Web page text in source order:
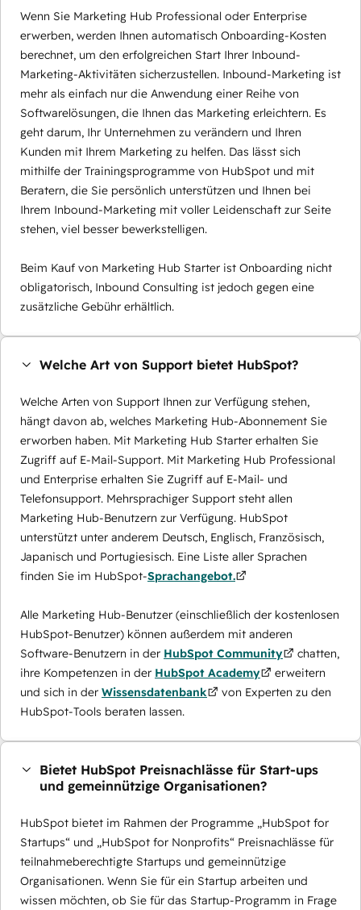
Wenn Sie Marketing Hub Professional oder Enterprise
erwerben, werden Ihnen automatisch Onboarding-Kosten
berechnet, um den erfolgreichen Start Ihrer Inbound-
Marketing-Aktivitäten sicherzustellen. Inbound-Marketing ist
mehr als einfach nur die Anwendung einer Reihe von
Softwarelösungen, die Ihnen das Marketing erleichtern. Es
geht darum, Ihr Unternehmen zu verändern und Ihren
Kunden mit Ihrem Marketing zu helfen. Das lässt sich
mithilfe der Trainingsprogramme von HubSpot und mit
Beratern, die Sie persönlich unterstützen und Ihnen bei
Ihrem Inbound-Marketing mit voller Leidenschaft zur Seite
stehen, viel besser bewerkstelligen.
Beim Kauf von Marketing Hub Starter ist Onboarding nicht
obligatorisch, Inbound Consulting ist jedoch gegen eine
zusätzliche Gebühr erhältlich.
Welche Art von Support bietet HubSpot?
Welche Arten von Support Ihnen zur Verfügung stehen,
hängt davon ab, welches Marketing Hub-Abonnement Sie
erworben haben. Mit Marketing Hub Starter erhalten Sie
Zugriff auf E-Mail-Support. Mit Marketing Hub Professional
und Enterprise erhalten Sie Zugriff auf E-Mail- und
Telefonsupport. Mehrsprachiger Support steht allen
Marketing Hub-Benutzern zur Verfügung. HubSpot
unterstützt unter anderem Deutsch, Englisch, Französisch,
Japanisch und Portugiesisch. Eine Liste aller Sprachen
finden Sie im HubSpot-Sprachangebot.
Alle Marketing Hub-Benutzer (einschließlich der kostenlosen
HubSpot-Benutzer) können außerdem mit anderen
Software-Benutzern in der HubSpot Community
chatten,
ihre Kompetenzen in der HubSpot Academy
erweitern
und sich in der Wissensdatenbank
von Experten zu den
HubSpot-Tools beraten lassen.
Bietet HubSpot Preisnachlässe für Start-ups
und gemeinnützige Organisationen?
HubSpot bietet im Rahmen der Programme „HubSpot for
Startups“ und „HubSpot for Nonprofits“ Preisnachlässe für
teilnahmeberechtigte Startups und gemeinnützige
Organisationen. Wenn Sie für ein Startup arbeiten und
wissen möchten, ob Sie für das Startup-Programm in Frage